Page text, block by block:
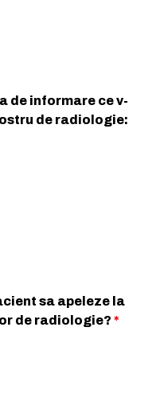
de informare ce v-
de radiologie:
sa apeleze la
de radiologie? *